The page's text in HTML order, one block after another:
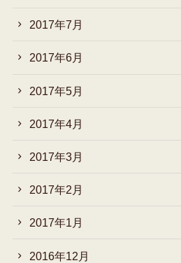
2017年7月
2017年6月
2017年5月
2017年4月
2017年3月
2017年2月
2017年1月
2016年12月